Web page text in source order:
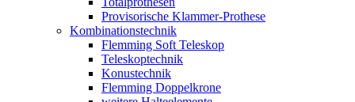
Provisorische Klammer-Prothese
Kombinations­technik
Flemming Soft Teleskop
Teleskoptechnik
Konustechnik
Flemming Doppelkrone